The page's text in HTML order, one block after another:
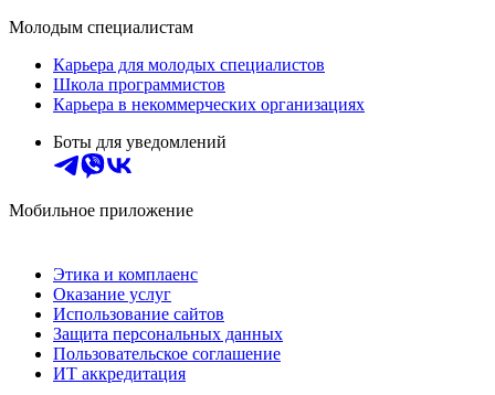
Молодым специалистам
Карьера для молодых специалистов
Школа программистов
Карьера в некоммерческих организациях
Боты для уведомлений
Мобильное приложение
Этика и комплаенс
Оказание услуг
Использование сайтов
Защита персональных данных
Пользовательское соглашение
ИТ аккредитация